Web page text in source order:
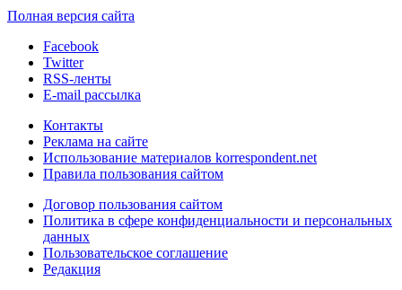
Полная версия сайта
Facebook
Twitter
RSS-ленты
E-mail рассылка
Контакты
Реклама на сайте
Использование материалов korrespondent.net
Правила пользования сайтом
Договор пользования сайтом
Политика в сфере конфиденциальности и персональных
данных
Пользовательское соглашение
Редакция